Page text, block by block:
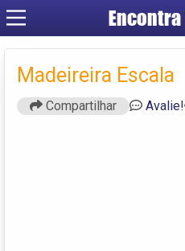
Encontra
Madeireira Escala
Compartilhar Avalie!